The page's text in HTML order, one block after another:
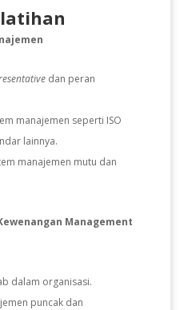
dan peran
manajemen seperti ISO
lainnya.
manajemen mutu dan
Management
dalam organisasi.
puncak dan